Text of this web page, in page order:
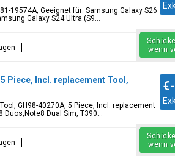
19574A, Geeignet für: Samsung Galaxy S26
Galaxy S24 Ultra (S9...
wenn
Piece, Incl. replacement Tool,
GH98-40270A, 5 Piece, Incl. replacement
Duos,Note8 Dual Sim, T390...
wenn